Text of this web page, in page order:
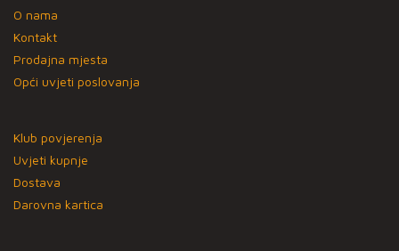
O nama
Kontakt
Prodajna mjesta
Opći uvjeti poslovanja
Klub povjerenja
Uvjeti kupnje
Dostava
Darovna kartica